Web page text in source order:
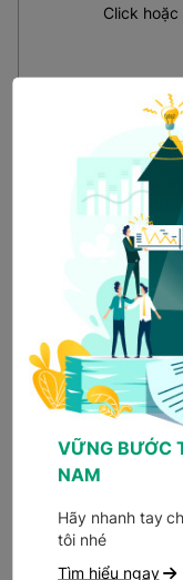
Click
Bạn biết tin tuyển
Fanpage công ty
TopCV
Vieclam24h
Linkedin công ty
Nếu chưa có CV,
VỮNG BƯỚC
NAM
Hãy nhanh tay
tôi nhé
Tìm hiểu ngay